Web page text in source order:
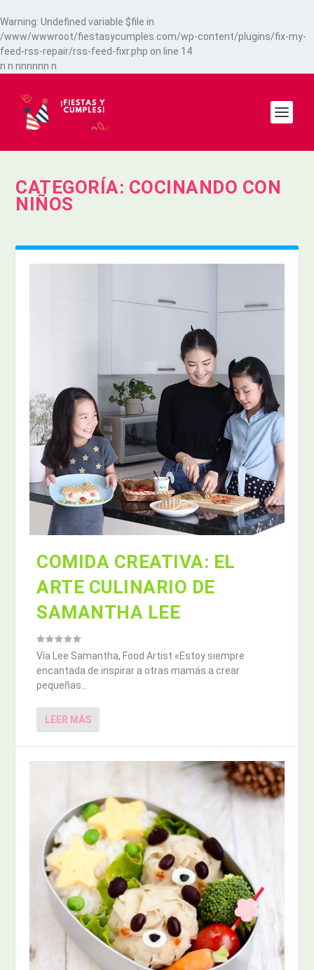
Warning: Undefined variable $file in
/www/wwwroot/fiestasycumples.com/wp-content/plugins/fix-my-
feed-rss-repair/rss-feed-fixr.php on line 14
n n nnnnnn n
CATEGORÍA: COCINANDO CON
NIÑOS
COMIDA CREATIVA: EL
ARTE CULINARIO DE
SAMANTHA LEE
Vía Lee Samantha, Food Artist «Estoy siempre
encantada de inspirar a otras mamás a crear
pequeñas...
LEER MÁS